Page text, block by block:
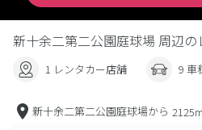
新十余二第二公園庭球場 周辺
1 レンタカー店舗 9 車
新十余二第二公園庭球場から 2125m